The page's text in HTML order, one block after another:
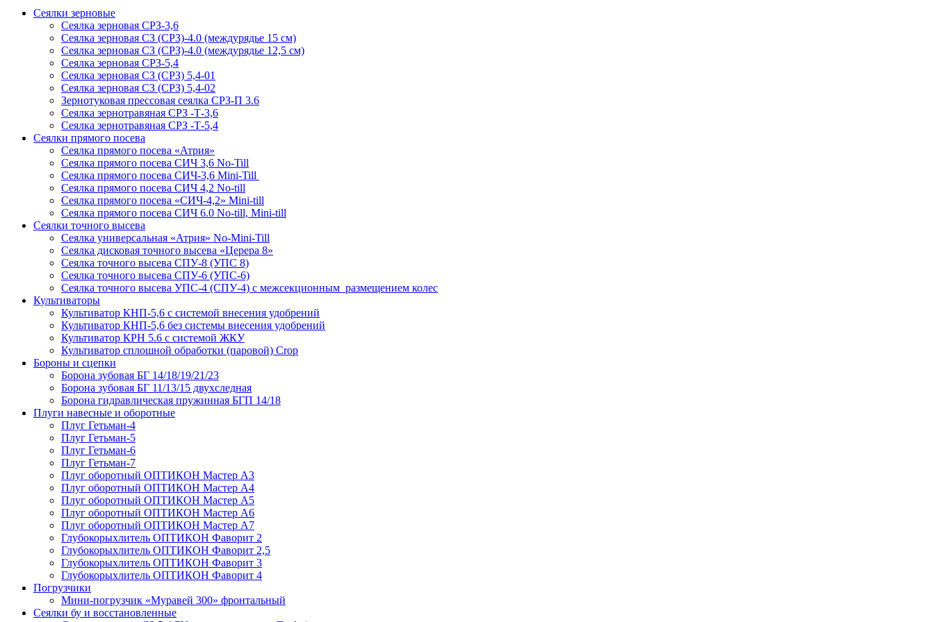
Сеялки зерновые
Сеялка зерновая СРЗ-3,6
Сеялка зерновая СЗ (СРЗ)-4.0 (междурядье 15 см)
Сеялка зерновая СЗ (СРЗ)-4.0 (междурядье 12,5 см)
Сеялка зерновая СРЗ-5,4
Сеялка зерновая СЗ (СРЗ) 5,4-01
Сеялка зерновая СЗ (СРЗ) 5,4-02
Зернотуковая прессовая сеялка СРЗ-П 3.6
Сеялка зернотравяная СРЗ -Т-3,6
Сеялка зернотравяная СРЗ -Т-5,4
Сеялки прямого посева
Сеялка прямого посева «Атрия»
Сеялка прямого посева СИЧ 3,6 No-Till
Сеялка прямого посева СИЧ-3,6 Mini-Till
Сеялка прямого посева СИЧ 4,2 No-till
Сеялка прямого посева «СИЧ-4,2» Mini-till
Сеялка прямого посева СИЧ 6.0 No-till, Mini-till
Сеялки точного высева
Сеялка универсальная «Атрия» No-Mini-Till
Сеялка дисковая точного высева «Церера 8»
Сеялка точного высева СПУ-8 (УПС 8)
Сеялка точного высева СПУ-6 (УПС-6)
Сеялка точного высева УПС-4 (СПУ-4) с межсекционным размещением колес
Культиваторы
Культиватор КНП-5,6 с системой внесения удобрений
Культиватор КНП-5,6 без системы внесения удобрений
Культиватор КРН 5.6 с системой ЖКУ
Культиватор сплошной обработки (паровой) Crop
Бороны и сцепки
Борона зубовая БГ 14/18/19/21/23
Борона зубовая БГ 11/13/15 двухследная
Борона гидравлическая пружинная БГП 14/18
Плуги навесные и оборотные
Плуг Гетьман-4
Плуг Гетьман-5
Плуг Гетьман-6
Плуг Гетьман-7
Плуг оборотный ОПТИКОН Мастер А3
Плуг оборотный ОПТИКОН Мастер А4
Плуг оборотный ОПТИКОН Мастер А5
Плуг оборотный ОПТИКОН Мастер А6
Плуг оборотный ОПТИКОН Мастер А7
Глубокорыхлитель ОПТИКОН Фаворит 2
Глубокорыхлитель ОПТИКОН Фаворит 2,5
Глубокорыхлитель ОПТИКОН Фаворит 3
Глубокорыхлитель ОПТИКОН Фаворит 4
Погрузчики
Мини-погрузчик «Муравей 300» фронтальный
Сеялки бу и восстановленные